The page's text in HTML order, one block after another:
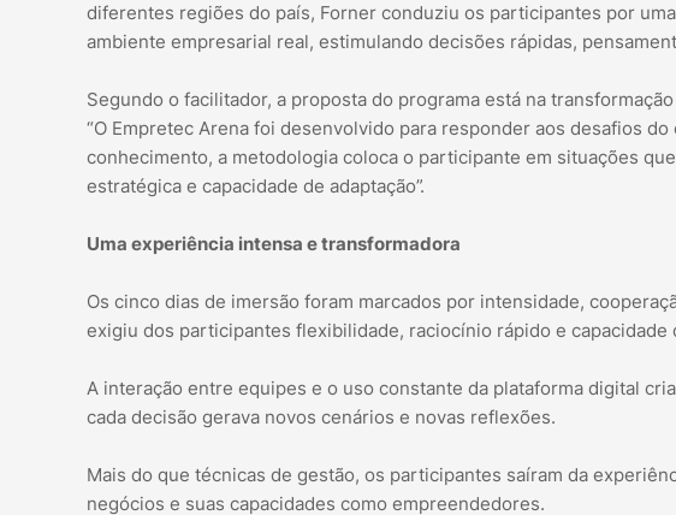
diferentes regiões do país, Forner conduziu os participantes por
ambiente empresarial real, estimulando decisões rápidas,
Segundo o facilitador, a proposta do programa está na
“O Empretec Arena foi desenvolvido para responder aos desafios
conhecimento, a metodologia coloca o participante em situações
estratégica e capacidade de adaptação”.
Uma experiência intensa e transformadora
Os cinco dias de imersão foram marcados por intensidade,
exigiu dos participantes flexibilidade, raciocínio rápido e capacidade
A interação entre equipes e o uso constante da plataforma digital
cada decisão gerava novos cenários e novas reflexões.
Mais do que técnicas de gestão, os participantes saíram da
negócios e suas capacidades como empreendedores.